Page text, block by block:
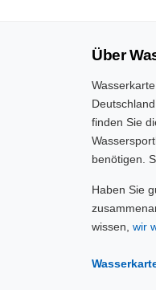
Über
finden Sie
benötigen.
Haben Sie
wissen, wir